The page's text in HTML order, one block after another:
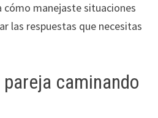
cómo manejaste situaciones
las respuestas que necesitas
caminando